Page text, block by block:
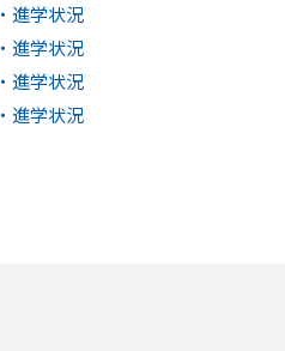
進学状況
進学状況
進学状況
進学状況